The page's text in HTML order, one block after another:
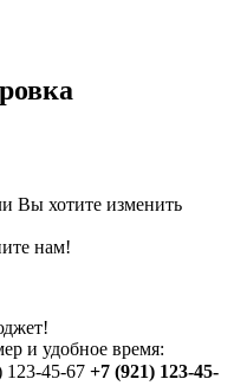
Вы хотите изменить
нам!
и удобное время:
123-45-67 +7 (921) 123-45-